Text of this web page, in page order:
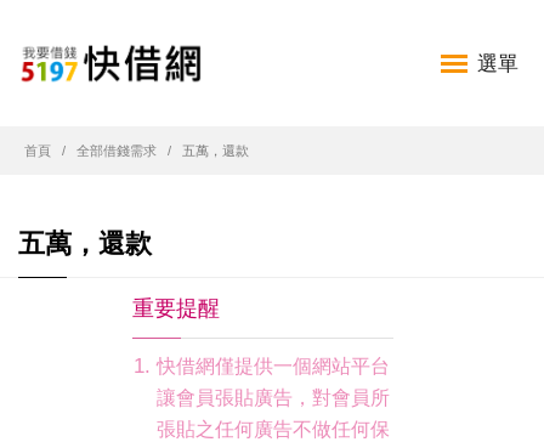
選單
首頁 全部借錢需求 五萬，還款
五萬，還款
重要提醒
快借網僅提供一個網站平台
讓會員張貼廣告，對會員所
張貼之任何廣告不做任何保